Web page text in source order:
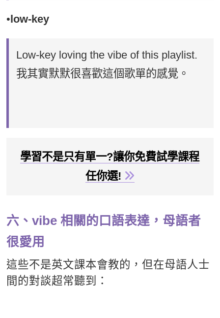
•low-key
Low-key loving the vibe of this playlist.
我其實默默很喜歡這個歌單的感覺。
學習不是只有單一?讓你免費試學課程
任你選!
六、vibe 相關的口語表達，母語者
很愛用
這些不是英文課本會教的，但在母語人士
間的對談超常聽到：